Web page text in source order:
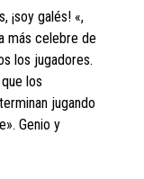
¡soy galés! «,
más celebre de
los jugadores.
los
jugando
Genio y